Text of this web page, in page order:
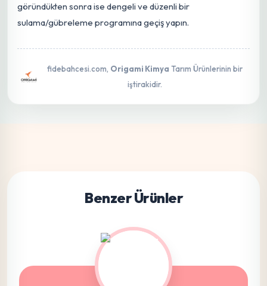
göründükten sonra ise dengeli ve düzenli bir
sulama/gübreleme programına geçiş yapın.
fidebahcesi.com, Origami Kimya Tarım Ürünlerinin bir
iştirakidir.
Benzer Ürünler